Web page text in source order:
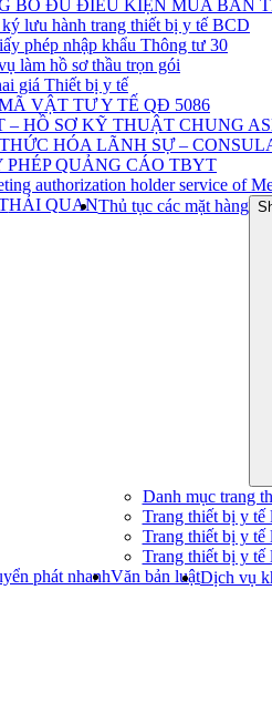
BỐ ĐỦ ĐIỀU KIỆN MUA BÁN
lưu hành trang thiết bị y tế BCD
phép nhập khẩu Thông tư 30
làm hồ sơ thầu trọn gói
giá Thiết bị y tế
VẬT TƯ Y TẾ QĐ 5086
– HỒ SƠ KỸ THUẬT CHUNG
HÓA LÃNH SỰ –
PHÉP QUẢNG CÁO TBYT
authorization holder service of
HẢI QUANThủ tục các mặt hàng
Danh mục trang
Trang thiết bị y tế
Trang thiết bị y
Trang thiết bị y
phát nhanhVăn bản luậtDịch vụ